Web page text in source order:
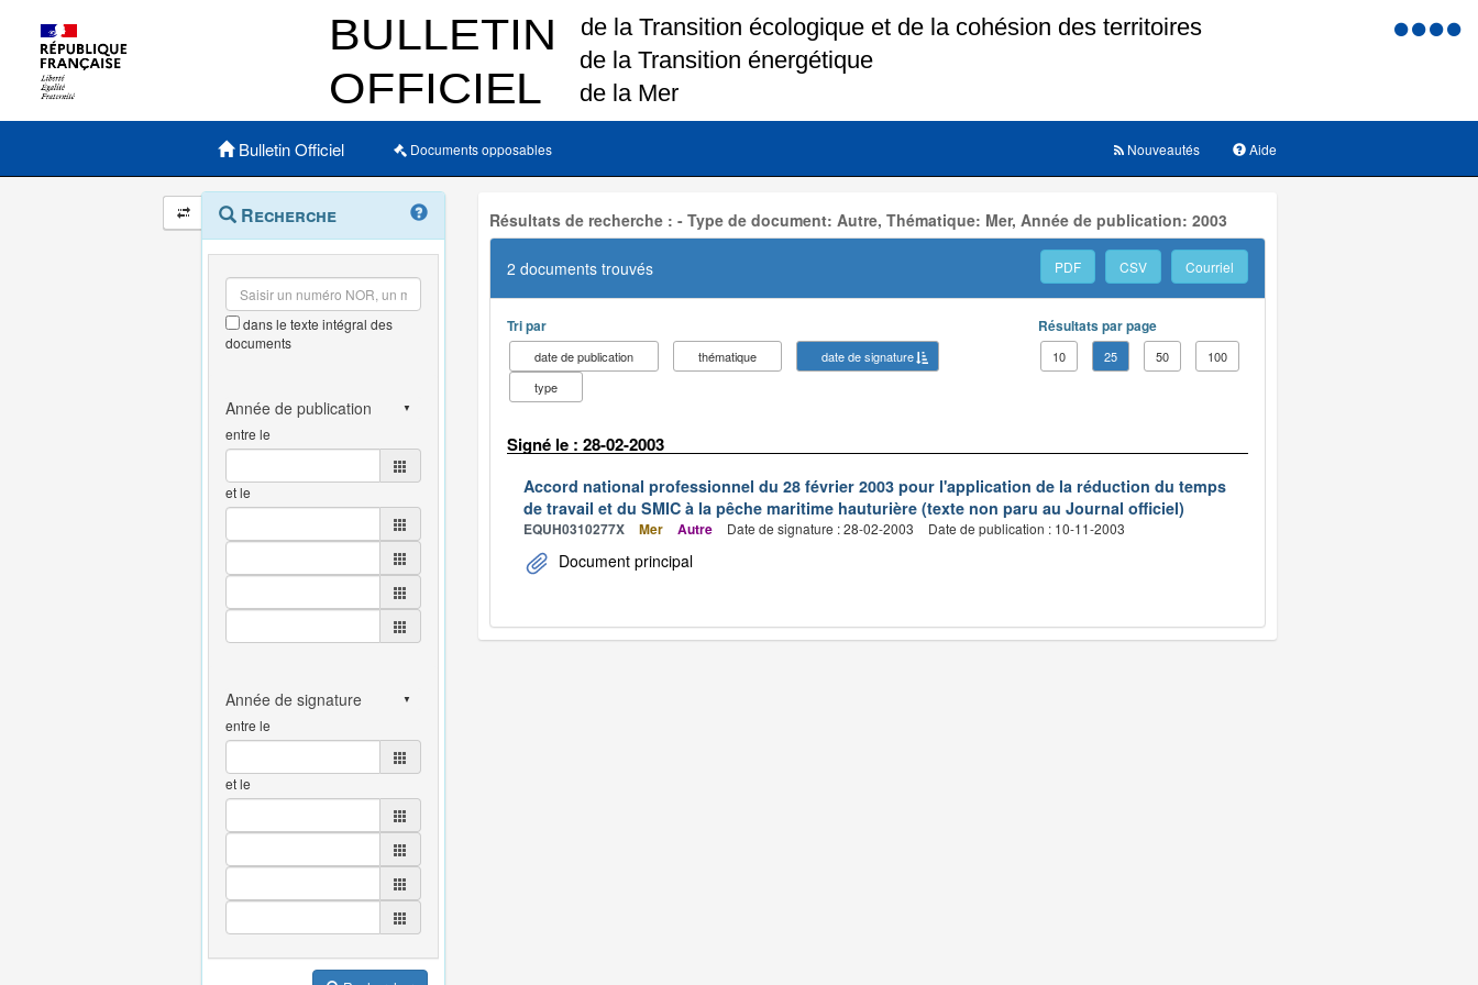
Menu
Menu principal
Bulletin Officiel Documents opposables Aide
Nouveautés
Navigation
et
outils
annexes
Menu
contextuel
Recherche
dans le texte intégral des
documents
entre le
et le
entre le
et le
Résultats de recherche : - Type de document: Autre, Thématique: Mer, Année de publication: 2003
2 documents trouvés PDF CSV Courriel
Tri par
date de publication thématique
date de signature
type
Résultats par page
10 25 50 100
Signé le : 28-02-2003
Accord national professionnel du 28 février 2003 pour l'application de la réduction du temps
de travail et du SMIC à la pêche maritime hauturière (texte non paru au Journal officiel)
EQUH0310277X Mer Autre Date de signature : 28-02-2003 Date de publication : 10-11-2003
Document principal